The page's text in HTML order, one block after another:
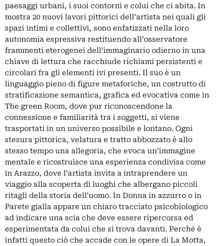
paesaggi urbani, i suoi contorni e colui che ci abita. In
mostra 20 nuovi lavori pittorici dell’artista nei quali gli
spazi intimi e collettivi, sono enfatizzati nella loro
autonomia espressiva restituendo all’osservatore
frammenti eterogenei dell’immaginario odierno in una
chiave di lettura che racchiude richiami persistenti e
circolari fra gli elementi ivi presenti. Il suo è un
linguaggio pieno di figure metaforiche, un costrutto di
stratificazione semantica, grafica ed evocativa come in
The green Room, dove pur riconoscendone la
connessione e familiarità tra i soggetti, si viene
trasportati in un universo possibile e lontano. Ogni
stesura pittorica, velatura e tratto abbozzato è allo
stesso tempo una allegoria, che evoca un’immagine
mentale e ricostruisce una esperienza condivisa come
in Arazzo, dove l’artista invita a intraprendere un
viaggio alla scoperta di luoghi che albergano piccoli
ritagli della storia dell’uomo. In Donna in azzurro o in
Parete gialla appare un chiaro tracciato psicobiologico
ad indicare una scia che deve essere ripercorsa ed
esperimentata da colui che si trova davanti. Perché è
infatti questo ciò che accade con le opere di La Motta,